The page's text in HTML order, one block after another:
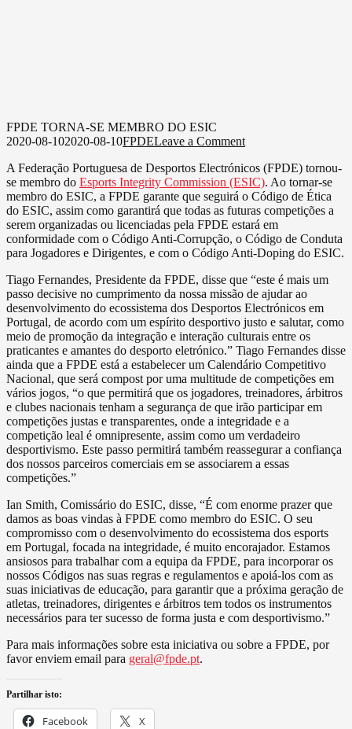
SE
DO
ESIC
FPDE TORNA-SE MEMBRO DO ESIC
2020-08-102020-08-10FPDELeave a Commenton
TORNA-
SE
MEMBRO
DO
ESIC
A Federação Portuguesa de Desportos Electrónicos (FPDE) tornou-
se membro do Esports Integrity Commission (ESIC). Ao tornar-se
membro do ESIC, a FPDE garante que seguirá o Código de Ética
do ESIC, assim como garantirá que todas as futuras competições a
serem organizadas ou licenciadas pela FPDE estará em
conformidade com o Código Anti-Corrupção, o Código de Conduta
para Jogadores e Dirigentes, e com o Código Anti-Doping do ESIC.
Tiago Fernandes, Presidente da FPDE, disse que “este é mais um
passo decisive no cumprimento da nossa missão de ajudar ao
desenvolvimento do ecossistema dos Desportos Electrónicos em
Portugal, de acordo com um espírito desportivo justo e salutar, como
meio de promoção da integração e interação culturais entre os
praticantes e amantes do desporto eletrónico.” Tiago Fernandes disse
ainda que a FPDE está a estabelecer um Calendário Competitivo
Nacional, que será compost por uma multitude de competições em
vários jogos, “o que permitirá que os jogadores, treinadores, árbitros
e clubes nacionais tenham a segurança de que irão participar em
competições justas e transparentes, onde a integridade e a
competição leal é omnipresente, assim como um verdadeiro
desportivismo. Este passo permitirá também reassegurar a confiança
dos nossos parceiros comerciais em se associarem a essas
competições.”
Ian Smith, Comissário do ESIC, disse, “É com enorme prazer que
damos as boas vindas à FPDE como membro do ESIC. O seu
compromisso com o desenvolvimento do ecossistema dos esports
em Portugal, focada na integridade, é muito encorajador. Estamos
ansiosos para trabalhar com a equipa da FPDE, para incorporar os
nossos Códigos nas suas regras e regulamentos e apoiá-los com as
suas iniciativas de educação, para garantir que a próxima geração de
atletas, treinadores, dirigentes e árbitros tem todos os instrumentos
necessários para ter sucesso de forma justa e com desportivismo.”
Para mais informações sobre esta iniciativa ou sobre a FPDE, por
favor enviem email para geral@fpde.pt.
Partilhar isto:
Facebook X